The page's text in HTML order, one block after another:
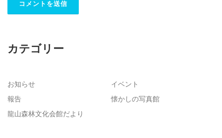
カテゴリー
お知らせ
イベント
報告
懐かしの写真館
龍山森林文化会館だより